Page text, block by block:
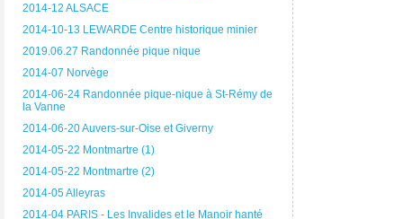
2014-12 ALSACE
2014-10-13 LEWARDE Centre historique minier
2019.06.27 Randonnée pique nique
2014-07 Norvège
2014-06-24 Randonnée pique-nique à St-Rémy de
la Vanne
2014-06-20 Auvers-sur-Oise et Giverny
2014-05-22 Montmartre (1)
2014-05-22 Montmartre (2)
2014-05 Alleyras
2014-04 PARIS - Les Invalides et le Manoir hanté